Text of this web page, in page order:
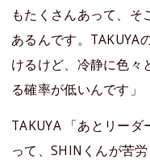
もたくさんあって、そ
あるんです。TAKUYA
けるけど、冷静に色々
る確率が低いんです」
TAKUYA 「あとリー
って、SHINくんが苦